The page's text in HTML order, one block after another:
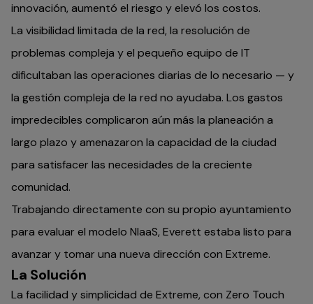
innovación, aumentó el riesgo y elevó los costos.
La visibilidad limitada de la red, la resolución de
problemas compleja y el pequeño equipo de IT
dificultaban las operaciones diarias de lo necesario — y
la gestión compleja de la red no ayudaba. Los gastos
impredecibles complicaron aún más la planeación a
largo plazo y amenazaron la capacidad de la ciudad
para satisfacer las necesidades de la creciente
comunidad.
Trabajando directamente con su propio ayuntamiento
para evaluar el modelo NIaaS, Everett estaba listo para
avanzar y tomar una nueva dirección con Extreme.
La Solución
La facilidad y simplicidad de Extreme, con Zero Touch